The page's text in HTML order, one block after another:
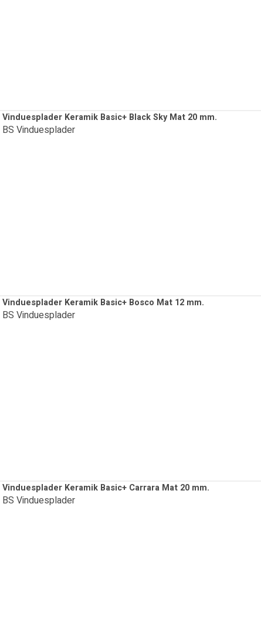
Vinduesplader Keramik Basic+ Black Sky Mat 20 mm.
BS Vinduesplader
Vinduesplader Keramik Basic+ Bosco Mat 12 mm.
BS Vinduesplader
Vinduesplader Keramik Basic+ Carrara Mat 20 mm.
BS Vinduesplader